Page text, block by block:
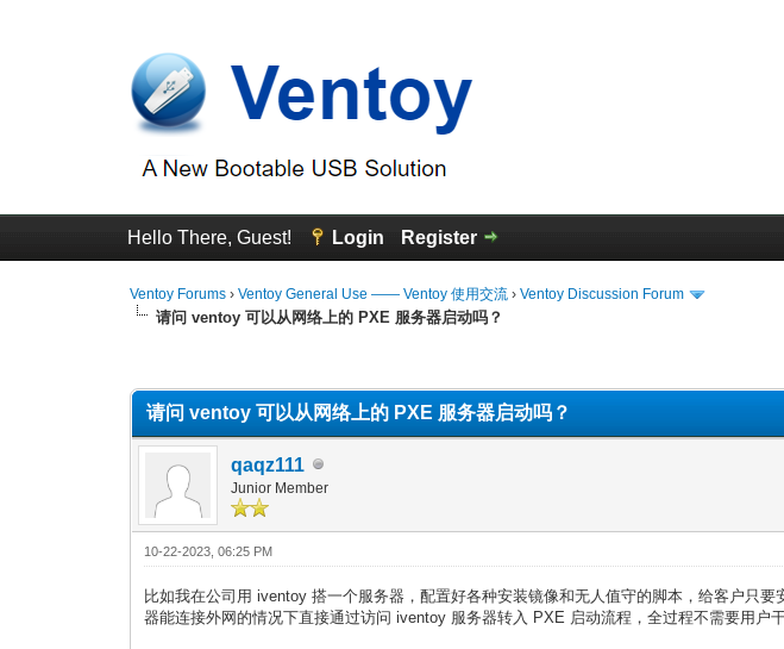
Hello There, Guest! Login Register
Ventoy Forums ›Ventoy General Use —— Ventoy 使用交流 ›Ventoy Discussion Forum
请问 ventoy 可以从网络上的 PXE 服务器启动吗？
请问 ventoy 可以从网络上的 PXE 服务器启动吗？
qaqz111
Junior Member
10-22-2023, 06:25 PM
比如我在公司用 iventoy 搭一个服务器，配置好各种安装镜像和无人值守的脚本，给客户只
器能连接外网的情况下直接通过访问 iventoy 服务器转入 PXE 启动流程，全过程不需要用户